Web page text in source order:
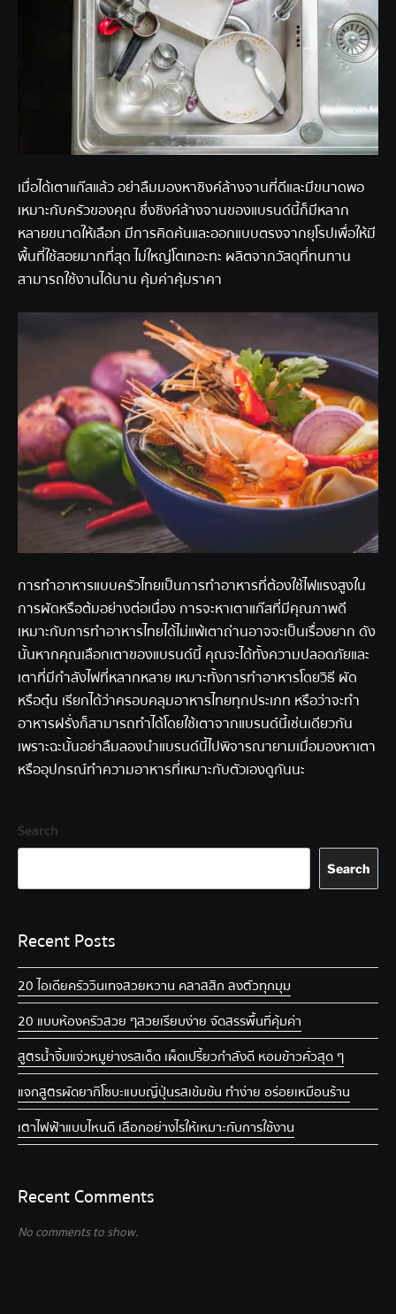
เมื่อได้เตาแก๊สแล้ว อย่าลืมมองหาซิงค์ล้างจานที่ดีและมีขนาดพอ
เหมาะกับครัวของคุณ ซึ่งซิงค์ล้างจานของแบรนด์นี้ก็มีหลาก
หลายขนาดให้เลือก มีการคิดค้นและออกแบบตรงจากยุโรปเพื่อให้มี
พื้นที่ใช้สอยมากที่สุด ไม่ใหญ่โตเทอะทะ ผลิตจากวัสดุที่ทนทาน
สามารถใช้งานได้นาน คุ้มค่าคุ้มราคา
การทำอาหารแบบครัวไทยเป็นการทำอาหารที่ต้องใช้ไฟแรงสูงใน
การผัดหรือต้มอย่างต่อเนื่อง การจะหาเตาแก๊สที่มีคุณภาพดี
เหมาะกับการทำอาหารไทยได้ไม่แพ้เตาถ่านอาจจะเป็นเรื่องยาก ดัง
นั้นหากคุณเลือกเตาของแบรนด์นี้ คุณจะได้ทั้งความปลอดภัยและ
เตาที่มีกำลังไฟที่หลากหลาย เหมาะทั้งการทำอาหารโดยวิธี ผัด
หรือตุ๋น เรียกได้ว่าครอบคลุมอาหารไทยทุกประเภท หรือว่าจะทำ
อาหารฝรั่งก็สามารถทำได้โดยใช้เตาจากแบรนด์นี้เช่นเดียวกัน
เพราะฉะนั้นอย่าลืมลองนำแบรนด์นี้ไปพิจารณายามเมื่อมองหาเตา
หรืออุปกรณ์ทำความอาหารที่เหมาะกับตัวเองดูกันนะ
Search
Search
Recent Posts
20 ไอเดียครัววินเทจ สวยหวาน คลาสสิก ลงตัวทุกมุม
20 แบบห้องครัวสวย ๆ สวยเรียบง่าย จัดสรรพื้นที่คุ้มค่า
สูตรน้ำจิ้มแจ่วหมูย่าง รสเด็ด เผ็ดเปรี้ยวกำลังดี หอมข้าวคั่วสุด ๆ
แจกสูตรผัดยากิโซบะแบบญี่ปุ่น รสเข้มข้น ทำง่าย อร่อยเหมือนร้าน
เตาไฟฟ้าแบบไหนดี เลือกอย่างไรให้เหมาะกับการใช้งาน
Recent Comments
No comments to show.